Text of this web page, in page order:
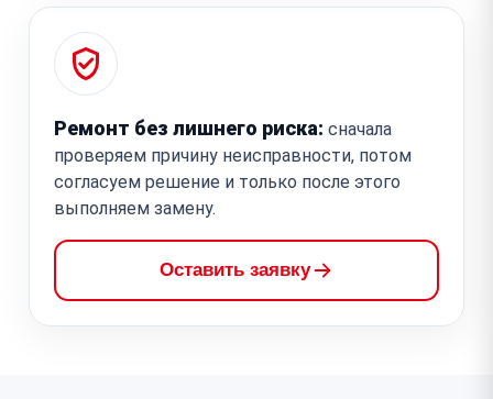
Ремонт без лишнего риска: сначала
проверяем причину неисправности, потом
согласуем решение и только после этого
выполняем замену.
Оставить заявку